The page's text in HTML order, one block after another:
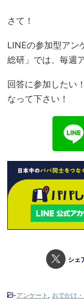
さて！
LINEの参加型アン
総研」では、毎週
回答に参加したい
なって下さい！
シェ
-アンケート , おでかけ